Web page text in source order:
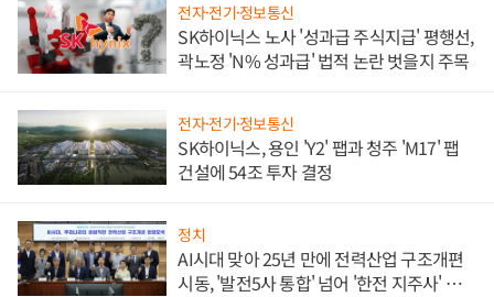
전자·전기·정보통신
SK하이닉스 노사 '성과급 주식지급' 평행선,
곽노정 'N% 성과급' 법적 논란 벗을지 주목
전자·전기·정보통신
SK하이닉스, 용인 'Y2' 팹과 청주 'M17' 팹
건설에 54조 투자 결정
정치
AI시대 맞아 25년 만에 전력산업 구조개편
시동, '발전5사 통합' 넘어 '한전 지주사' 재편